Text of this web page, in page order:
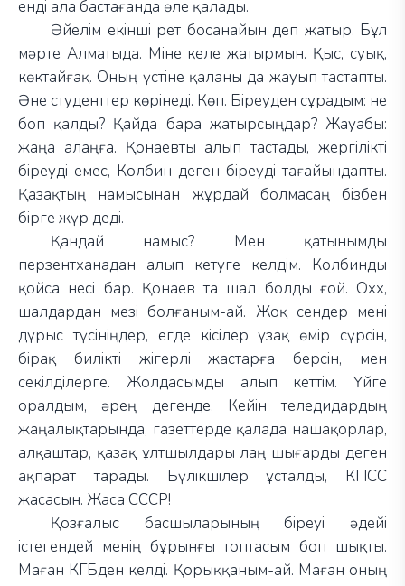
енді ала бастағанда өле қалады.
Әйелім екінші рет босанайын деп жатыр. Бұл
мәрте Алматыда. Міне келе жатырмын. Қыс, суық,
көктайғақ. Оның үстіне қаланы да жауып тастапты.
Әне студенттер көрінеді. Көп. Біреуден сұрадым: не
боп қалды? Қайда бара жатырсыңдар? Жауабы:
жаңа алаңға. Қонаевты алып тастады, жергілікті
біреуді емес, Колбин деген біреуді тағайындапты.
Қазақтың намысынан жұрдай болмасаң бізбен
бірге жүр деді.
Қандай намыс? Мен қатынымды
перзентханадан алып кетуге келдім. Колбинды
қойса несі бар. Қонаев та шал болды ғой. Охх,
шалдардан мезі болғаным-ай. Жоқ сендер мені
дұрыс түсініңдер, егде кісілер ұзақ өмір сүрсін,
бірақ билікті жігерлі жастарға берсін, мен
секілділерге. Жолдасымды алып кеттім. Үйге
оралдым, әрең дегенде. Кейін теледидардың
жаңалықтарында, газеттерде қалада нашақорлар,
алқаштар, қазақ ұлтшылдары лаң шығарды деген
ақпарат тарады. Бүлікшілер ұсталды, КПСС
жасасын. Жаса СССР!
Қозғалыс басшыларының біреуі әдейі
істегендей менің бұрынғы топтасым боп шықты.
Маған КГБден келді. Қорыққаным-ай. Маған оның